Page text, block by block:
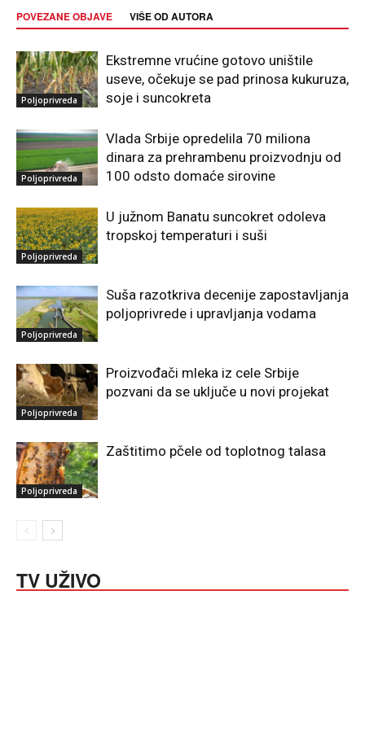
POVEZANE OBJAVE VIŠE OD AUTORA
Poljoprivreda
Ekstremne vrućine gotovo uništile
useve, očekuje se pad prinosa kukuruza,
soje i suncokreta
Poljoprivreda
Vlada Srbije opredelila 70 miliona
dinara za prehrambenu proizvodnju od
100 odsto domaće sirovine
Poljoprivreda
U južnom Banatu suncokret odoleva
tropskoj temperaturi i suši
Poljoprivreda
Suša razotkriva decenije zapostavljanja
poljoprivrede i upravljanja vodama
Poljoprivreda
Proizvođači mleka iz cele Srbije
pozvani da se uključe u novi projekat
Poljoprivreda
Zaštitimo pčele od toplotnog talasa
TV UŽIVO